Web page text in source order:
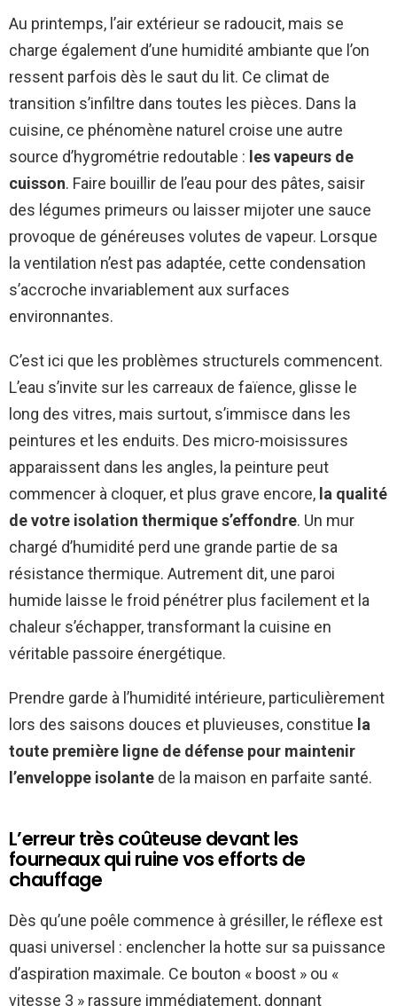
Au printemps, l’air extérieur se radoucit, mais se
charge également d’une humidité ambiante que l’on
ressent parfois dès le saut du lit. Ce climat de
transition s’infiltre dans toutes les pièces. Dans la
cuisine, ce phénomène naturel croise une autre
source d’hygrométrie redoutable : les vapeurs de
cuisson. Faire bouillir de l’eau pour des pâtes, saisir
des légumes primeurs ou laisser mijoter une sauce
provoque de généreuses volutes de vapeur. Lorsque
la ventilation n’est pas adaptée, cette condensation
s’accroche invariablement aux surfaces
environnantes.
C’est ici que les problèmes structurels commencent.
L’eau s’invite sur les carreaux de faïence, glisse le
long des vitres, mais surtout, s’immisce dans les
peintures et les enduits. Des micro-moisissures
apparaissent dans les angles, la peinture peut
commencer à cloquer, et plus grave encore, la qualité
de votre isolation thermique s’effondre. Un mur
chargé d’humidité perd une grande partie de sa
résistance thermique. Autrement dit, une paroi
humide laisse le froid pénétrer plus facilement et la
chaleur s’échapper, transformant la cuisine en
véritable passoire énergétique.
Prendre garde à l’humidité intérieure, particulièrement
lors des saisons douces et pluvieuses, constitue la
toute première ligne de défense pour maintenir
l’enveloppe isolante de la maison en parfaite santé.
L’erreur très coûteuse devant les
fourneaux qui ruine vos efforts de
chauffage
Dès qu’une poêle commence à grésiller, le réflexe est
quasi universel : enclencher la hotte sur sa puissance
d’aspiration maximale. Ce bouton « boost » ou «
vitesse 3 » rassure immédiatement, donnant